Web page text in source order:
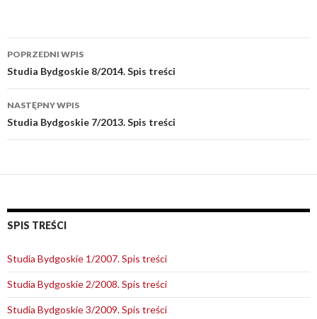
Zobacz
wpisy
POPRZEDNI WPIS
Studia Bydgoskie 8/2014. Spis treści
NASTĘPNY WPIS
Studia Bydgoskie 7/2013. Spis treści
SPIS TREŚCI
Studia Bydgoskie 1/2007. Spis treści
Studia Bydgoskie 2/2008. Spis treści
Studia Bydgoskie 3/2009. Spis treści